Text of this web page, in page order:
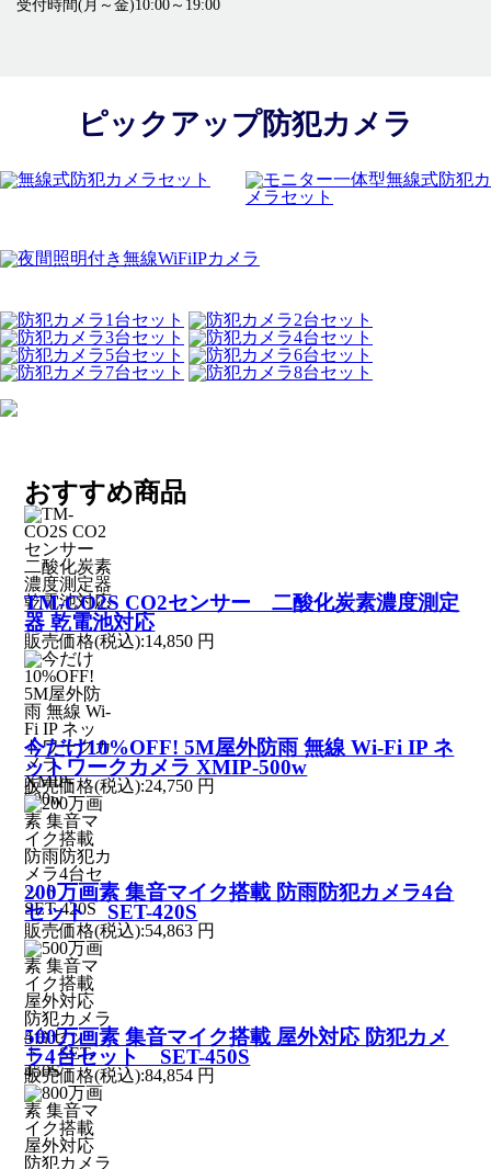
受付時間(月～金)10:00～19:00
ピックアップ防犯カメラ
おすすめ商品
TM-CO2S CO2センサー 二酸化炭素濃度測定
器 乾電池対応
販売価格(税込):14,850 円
今だけ10%OFF! 5M屋外防雨 無線 Wi-Fi IP ネ
ットワークカメラ XMIP-500w
販売価格(税込):24,750 円
200万画素 集音マイク搭載 防雨防犯カメラ4台
セット SET-420S
販売価格(税込):54,863 円
500万画素 集音マイク搭載 屋外対応 防犯カメ
ラ4台セット SET-450S
販売価格(税込):84,854 円